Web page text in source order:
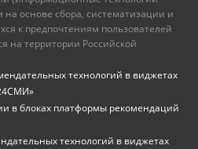
основе сбора, систематизации и
к предпочтениям пользователей
на территории Российской
технологий в виджетах
в блоках платформы рекомендаций
технологий в виджетах